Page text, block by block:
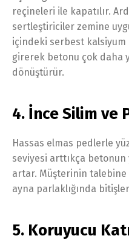
reçineleri ile kapatılır.
sertleştiriciler zemine
içindeki serbest
girerek betonu çok daha
dönüştürür.
4. İnce Silim ve
Hassas elmas pedlerle
seviyesi arttıkça
artar. Müşterinin talebine
ayna parlaklığında
5. Koruyucu